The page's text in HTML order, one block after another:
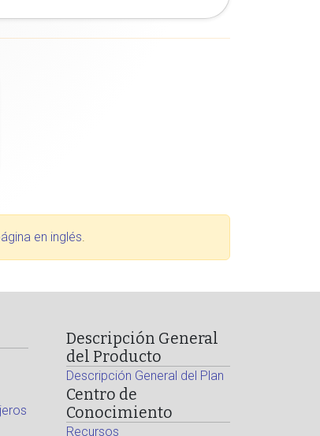
en inglés.
Descripción General
del Producto
Descripción General del Plan
Centro de
Conocimiento
Recursos